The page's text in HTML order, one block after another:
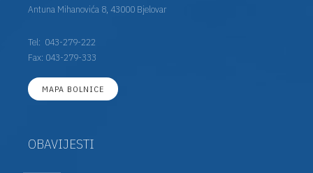
Antuna Mihanovića 8, 43000 Bjelovar
Tel: 043-279-222
Fax: 043-279-333
MAPA BOLNICE
OBAVIJESTI